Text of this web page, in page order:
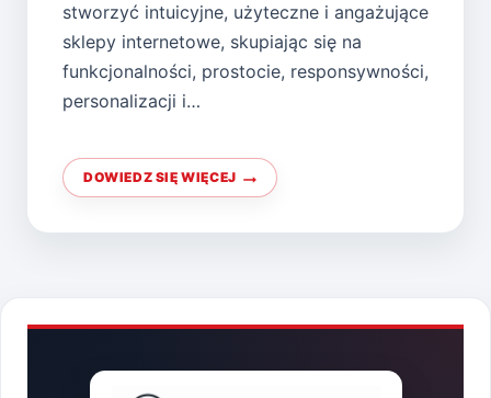
stworzyć intuicyjne, użyteczne i angażujące
sklepy internetowe, skupiając się na
funkcjonalności, prostocie, responsywności,
personalizacji i…
DOWIEDZ SIĘ WIĘCEJ
PROJEKTOWANIE
UX/UI
SKLEPÓW